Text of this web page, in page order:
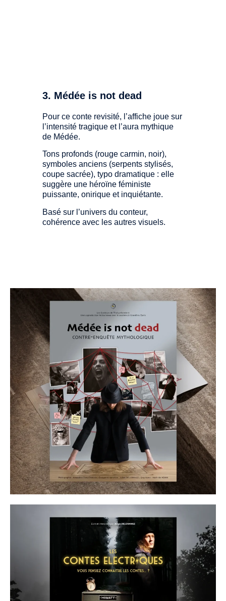
3. Médée is not dead
Pour ce conte revisité, l’affiche joue sur
l’intensité tragique et l’aura mythique
de Médée.
Tons profonds (rouge carmin, noir),
symboles anciens (serpents stylisés,
coupe sacrée), typo dramatique : elle
suggère une héroïne féministe
puissante, onirique et inquiétante.
Basé sur l’univers du conteur,
cohérence avec les autres visuels.